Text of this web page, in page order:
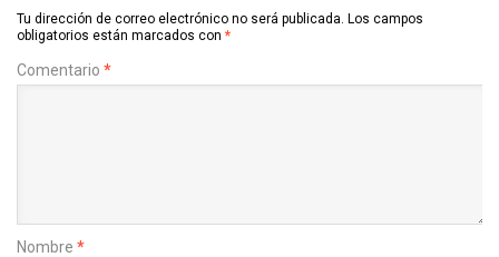
Tu dirección de correo electrónico no será publicada. Los campos
obligatorios están marcados con *
Comentario *
Nombre *